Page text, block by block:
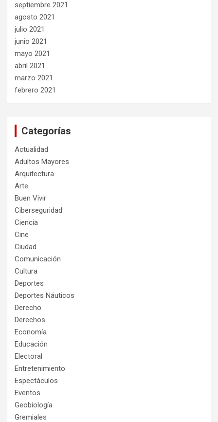
septiembre 2021
agosto 2021
julio 2021
junio 2021
mayo 2021
abril 2021
marzo 2021
febrero 2021
Categorías
Actualidad
Adultos Mayores
Arquitectura
Arte
Buen Vivir
Ciberseguridad
Ciencia
Cine
Ciudad
Comunicación
Cultura
Deportes
Deportes Náuticos
Derecho
Derechos
Economía
Educación
Electoral
Entretenimiento
Espectáculos
Eventos
Geobiología
Gremiales